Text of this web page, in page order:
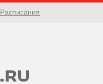
Расписания